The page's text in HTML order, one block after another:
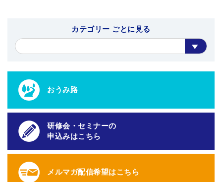
カテゴリー ごとに見る
おうみ路
研修会・セミナーの
申込みはこちら
メルマガ配信希望はこちら